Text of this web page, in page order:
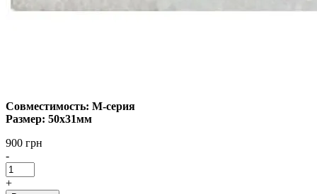
Совместимость: М-серия
Размер: 50х31мм
900 грн
-
+